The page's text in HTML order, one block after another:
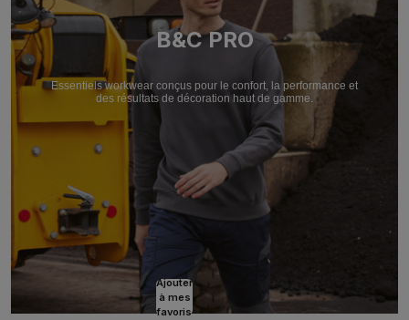
B&C PRO
Essentiels workwear conçus pour le confort, la performance et
des résultats de décoration haut de gamme.
Ajouter
à mes
favoris